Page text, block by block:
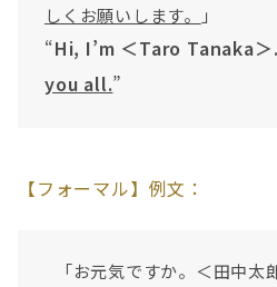
しくお願いします。
」
“Hi, I’m ＜Taro Tanaka＞.
you all.”
【フォーマル】例文：
「お元気ですか。＜田中太